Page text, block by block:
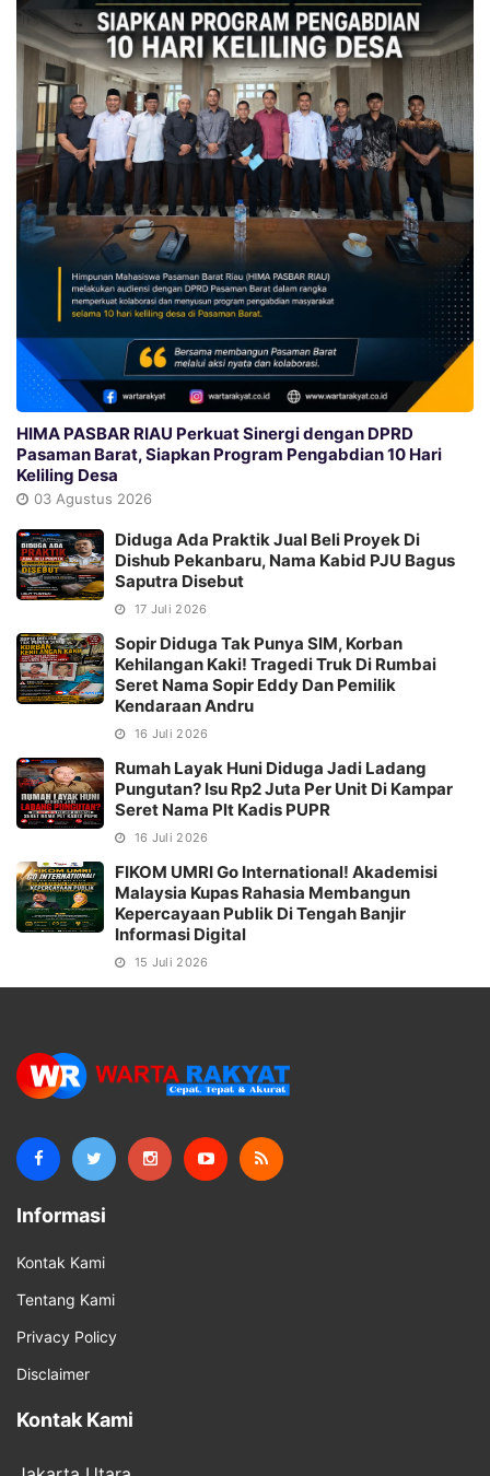
HIMA PASBAR RIAU Perkuat Sinergi dengan DPRD
Pasaman Barat, Siapkan Program Pengabdian 10 Hari
Keliling Desa
03 Agustus 2026
Diduga Ada Praktik Jual Beli Proyek Di
Dishub Pekanbaru, Nama Kabid PJU Bagus
Saputra Disebut
17 Juli 2026
Sopir Diduga Tak Punya SIM, Korban
Kehilangan Kaki! Tragedi Truk Di Rumbai
Seret Nama Sopir Eddy Dan Pemilik
Kendaraan Andru
16 Juli 2026
Rumah Layak Huni Diduga Jadi Ladang
Pungutan? Isu Rp2 Juta Per Unit Di Kampar
Seret Nama Plt Kadis PUPR
16 Juli 2026
FIKOM UMRI Go International! Akademisi
Malaysia Kupas Rahasia Membangun
Kepercayaan Publik Di Tengah Banjir
Informasi Digital
15 Juli 2026
Informasi
Kontak Kami
Tentang Kami
Privacy Policy
Disclaimer
Kontak Kami